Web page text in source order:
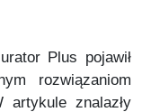
Plus pojawił
rozwiązaniom
artykule znalazły